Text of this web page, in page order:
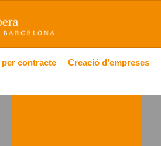
per contracte Creació d’empreses